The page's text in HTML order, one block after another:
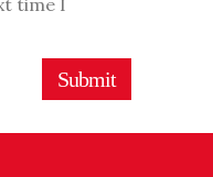
time I